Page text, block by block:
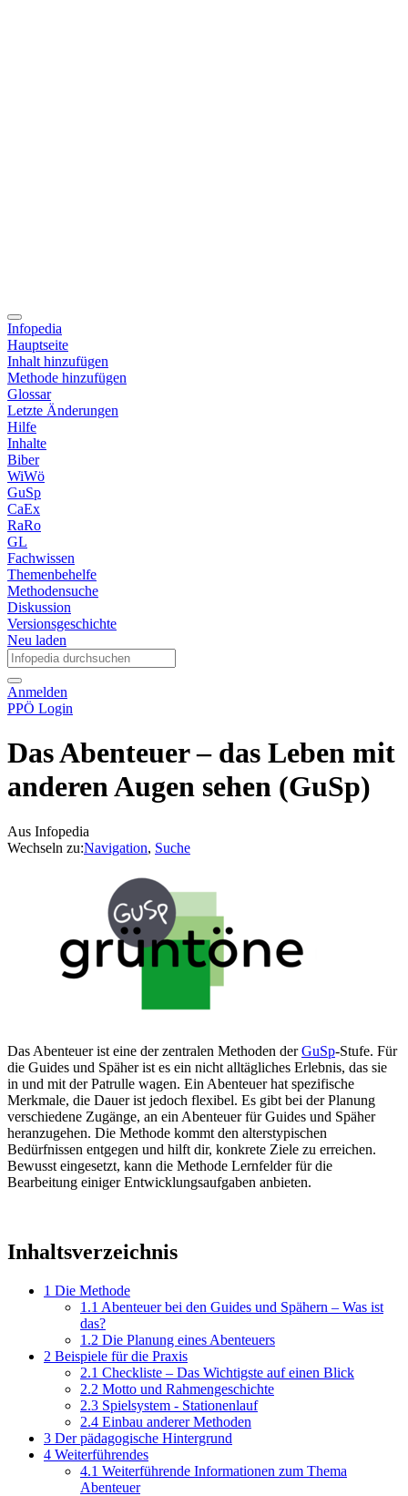
Infopedia
Hauptseite
Inhalt hinzufügen
Methode hinzufügen
Glossar
Letzte Änderungen
Hilfe
Inhalte
Biber
WiWö
GuSp
CaEx
RaRo
GL
Fachwissen
Themenbehelfe
Methodensuche
Diskussion
Versionsgeschichte
Neu laden
Anmelden
PPÖ Login
Das Abenteuer – das Leben mit
anderen Augen sehen (GuSp)
Aus Infopedia
Wechseln zu:Navigation, Suche
Das Abenteuer ist eine der zentralen Methoden derGuSp-Stufe. Für
die Guides und Späher ist es ein nicht alltägliches Erlebnis, das sie
in und mit der Patrulle wagen. Ein Abenteuer hat spezifische
Merkmale, die Dauer ist jedoch flexibel. Es gibt bei der Planung
verschiedene Zugänge, an ein Abenteuer für Guides und Späher
heranzugehen. Die Methode kommt den alterstypischen
Bedürfnissen entgegen und hilft dir, konkrete Ziele zu erreichen.
Bewusst eingesetzt, kann die Methode Lernfelder für die
Bearbeitung einiger Entwicklungsaufgaben anbieten.
Inhaltsverzeichnis
1 Die Methode
1.1 Abenteuer bei den Guides und Spähern – Was ist
das?
1.2 Die Planung eines Abenteuers
2 Beispiele für die Praxis
2.1 Checkliste – Das Wichtigste auf einen Blick
2.2 Motto und Rahmengeschichte
2.3 Spielsystem - Stationenlauf
2.4 Einbau anderer Methoden
3 Der pädagogische Hintergrund
4 Weiterführendes
4.1 Weiterführende Informationen zum Thema
Abenteuer